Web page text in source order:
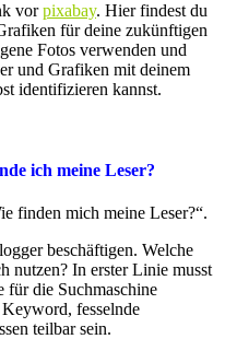
vorpixabay. Hier findest du
für deine zukünftigen
Fotos verwenden und
und Grafiken mit deinem
identifizieren kannst.
ich meine Leser?
finden mich meine Leser?“.
beschäftigen. Welche
nutzen? In erster Linie musst
für die Suchmaschine
fesselnde
teilbar sein.